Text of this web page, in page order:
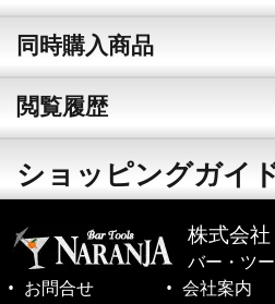
同時購入商品
閲覧履歴
ショッピングガイ
株式会
バー・ツ
お問合せ
会社案内